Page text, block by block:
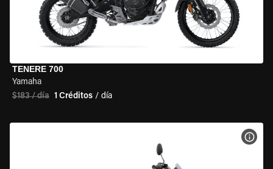
TENERE 700
Yamaha
$183 / día 1 Créditos / día
VER